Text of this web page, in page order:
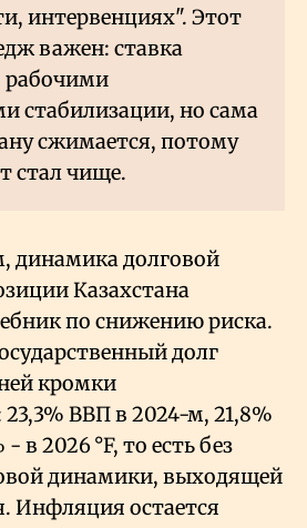
интервенциях". Этот
важен: ставка
рабочими
стабилизации, но сама
сжимается, потому
стал чище.
динамика долговой
Казахстана
по снижению риска.
долг
кромки
ВВП в 2024-м, 21,8%
- в 2026 °F, то есть без
динамики, выходящей
Инфляция остается